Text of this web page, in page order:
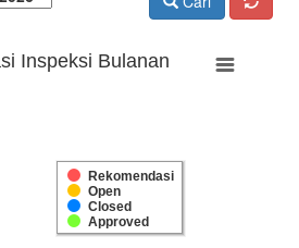
Inspeksi Bulanan
Rekomendasi
Open
Closed
Approved